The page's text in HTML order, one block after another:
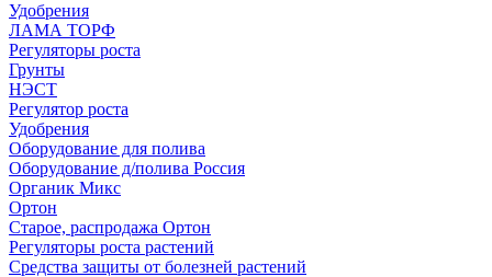
Удобрения
ЛАМА ТОРФ
Регуляторы роста
Грунты
НЭСТ
Регулятор роста
Удобрения
Оборудование для полива
Оборудование д/полива Россия
Органик Микс
Ортон
Старое, распродажа Ортон
Регуляторы роста растений
Средства защиты от болезней растений